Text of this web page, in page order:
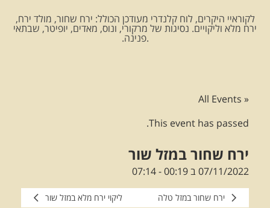
לקוראיי היקרים, לוח קלנדרי מעודכן הכולל: ירח שחור, מולד ירח,
ירח מלא וליקויים. נסיגות של מרקורי, ונוס, מאדים, יופיטר, שבתאי
.פנינה.
« All Events
This event has passed.
ירח שחור במזל שור
07/11/2022 ב 00:19 -
07:14
ירח שחור במזל טלה ליקוי ירח מלא במזל שור